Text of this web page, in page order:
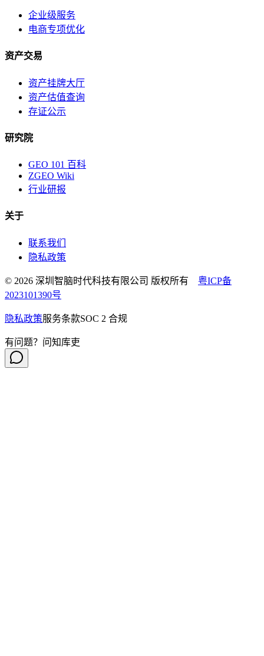
企业级服务
电商专项优化
资产交易
资产挂牌大厅
资产估值查询
存证公示
研究院
GEO 101 百科
ZGEO Wiki
行业研报
关于
联系我们
隐私政策
© 2026 深圳智脑时代科技有限公司 版权所有 粤ICP备
2023101390号
隐私政策服务条款SOC 2 合规
有问题？问知库吏